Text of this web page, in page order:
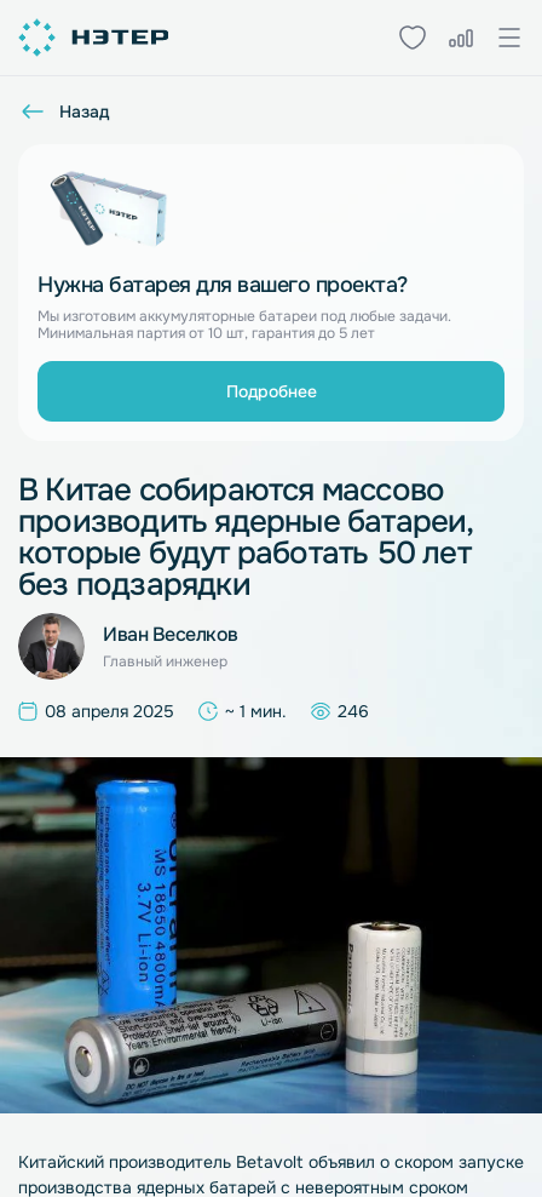
Назад
Нужна батарея для вашего проекта?
Мы изготовим аккумуляторные батареи под любые задачи.
Минимальная партия от 10 шт, гарантия до 5 лет
Подробнее
В Китае собираются массово
производить ядерные батареи,
которые будут работать 50 лет
без подзарядки
Иван Веселков
Главный инженер
08 апреля 2025 ~ 1 мин. 246
Китайский производитель Betavolt объявил о скором запуске
производства ядерных батарей с невероятным сроком